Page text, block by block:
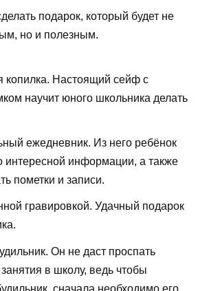
подарок, который будет не
но и полезным.
копилка. Настоящий сейф с
научит юного школьника делать
ежедневник. Из него ребёнок
интересной информации, а также
пометки и записи.
гравировкой. Удачный подарок
Он не даст проспать
в школу, ведь чтобы
сначала необходимо его